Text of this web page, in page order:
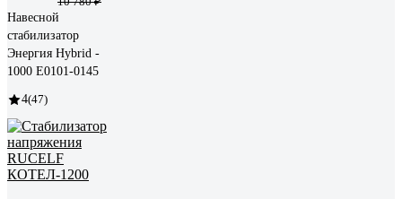
Навесной
стабилизатор
Энергия Hybrid -
1000 Е0101-0145
4(47)